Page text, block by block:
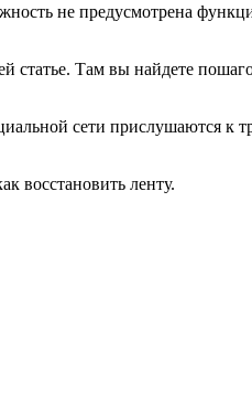
не предусмотрена
Там вы найдете
сети прислушаются к
восстановить ленту.